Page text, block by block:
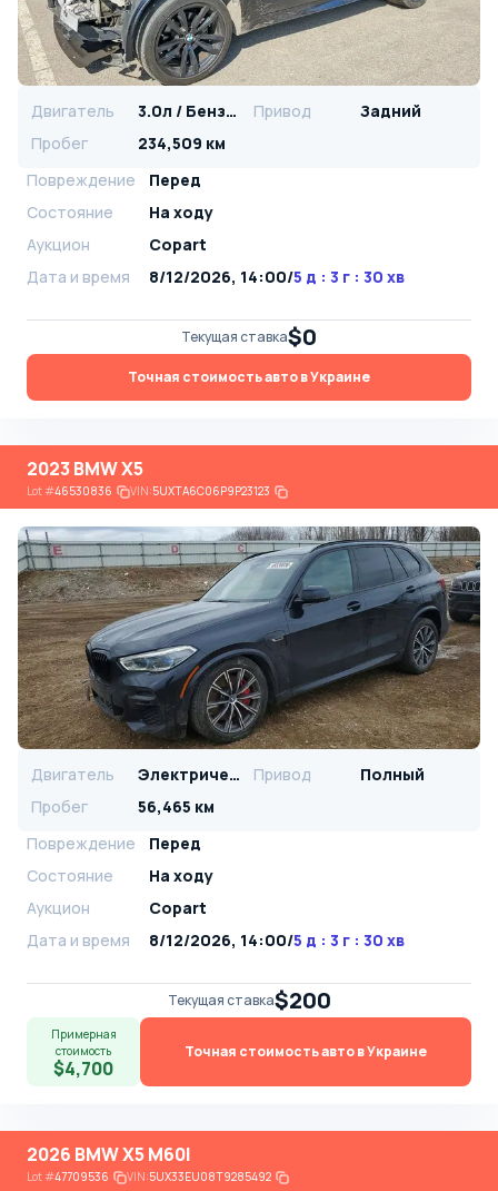
Двигатель 3.0л / Бензин Привод
Задний
Пробег
234,509 км
Повреждение
Перед
Состояние
На ходу
Аукцион
Copart
Дата и время
8/12/2026, 14:00/5 д : 3 г : 30 хв
Текущая ставка$0
Точная стоимость авто в Украине
2023 BMW X5
Lot#46530836 VIN:5UXTA6C06P9P23123
Двигатель Электрический Привод
Полный
Пробег
56,465 км
Повреждение
Перед
Состояние
На ходу
Аукцион
Copart
Дата и время
8/12/2026, 14:00/5 д : 3 г : 30 хв
Текущая ставка$200
Примерная
стоимость
$4,700
Точная стоимость авто в Украине
2026 BMW X5 M60I
Lot#47709536 VIN:5UX33EU08T9285492